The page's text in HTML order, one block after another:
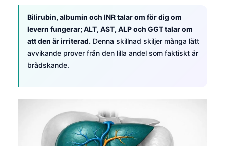
Bilirubin, albumin och INR talar om för dig om
levern fungerar; ALT, AST, ALP och GGT talar om
att den är irriterad. Denna skillnad skiljer många lätt
avvikande prover från den lilla andel som faktiskt är
brådskande.